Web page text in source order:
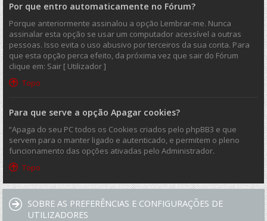
Por que entro automaticamente no Fórum?
Porque anteriormente assinalou a opção Lembrar-me. Nunca
assinalar esta opção se usar um computador acessível a outras
pessoas. Isso evita o uso abusivo por terceiros da sua conta. Para
que esta opção perca efeito, da próxima vez que sair do Fórum
clique em: Sair [ Utilizador ]
Topo
Para que serve a opção Apagar cookies?
“Apaga do seu PC todos os Cookies criados pelo phpBB3 e que
servem para o manter ligado e autenticado, e permitem o pleno
funcionamento das opções ativadas pelo Administrador.
Topo
SOBRE AS PREFERÊNCIAS E CONFIGURAÇÕES DE
UTILIZADORES